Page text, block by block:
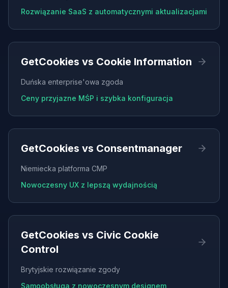
Rozwiązanie SaaS z automatycznymi aktualizacjami
GetCookies vs Cookie Information
Duńska enterprise'owa zgoda
Ceny przyjazne MŚP i szybka konfiguracja
GetCookies vs Consentmanager
Niemiecka platforma CMP
Nowoczesny UX z lepszą wydajnością
GetCookies vs Civic Cookie
Control
Brytyjskie rozwiązanie zgody
Samoobsługa z nowoczesnym designem